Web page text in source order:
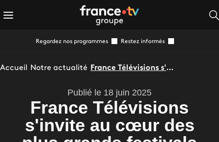
Regardez nos programmes Restez informés
Accueil Notre actualité France Télévisions s'invite au cœur des plus grands festivals
Publié le 18 juin 2025
France Télévisions
s'invite au cœur des